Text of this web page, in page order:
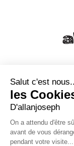
49, RUE
Salut c'est
les
D'allanjoseph
On a attendu d'être
avant de vous
pendant votre visite...